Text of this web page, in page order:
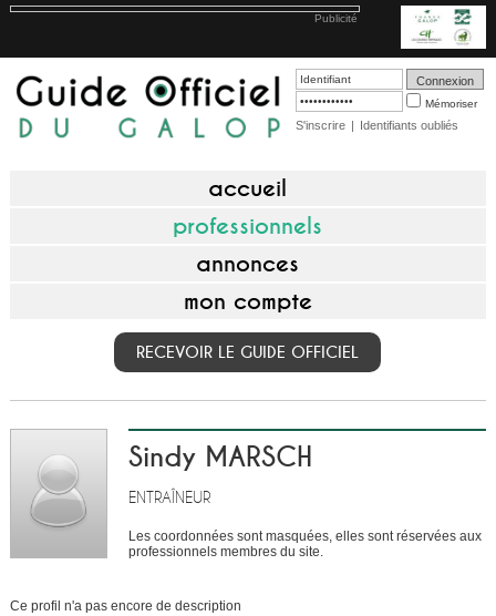
Publicité
Mémoriser
S'inscrire | Identifiants oubliés
accueil
professionnels
annonces
mon compte
RECEVOIR LE GUIDE OFFICIEL
Sindy MARSCH
ENTRAÎNEUR
Les coordonnées sont masquées, elles sont réservées aux
professionnels membres du site.
Ce profil n'a pas encore de description